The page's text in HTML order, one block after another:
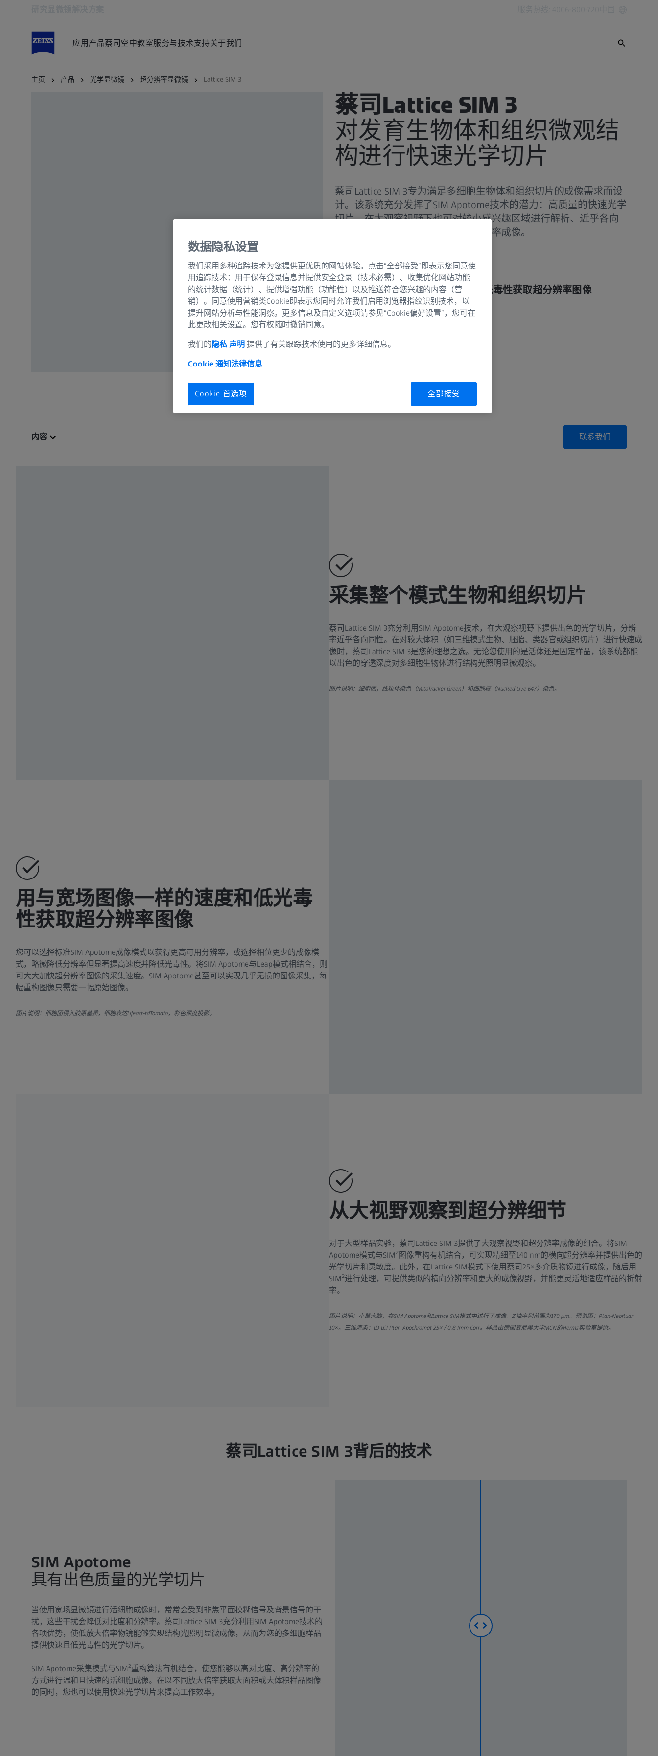
应用 产品蔡司空中教室服务与技术支持关于我们
主页 产品 光学显微镜 超分辨率显微镜 Lattice SIM 3
蔡司Lattice SIM 3
对发育生物体和组织微观结
构进行快速光学切片
蔡司Lattice SIM 3专为满足多细胞生物体和组织切片的成像需求而设
计。该系统充分发挥了SIM Apotome技术的潜力：高质量的快速光学
切片、在大观察视野下也可对较小感兴趣区域进行解析、近乎各向
同性的分辨率以及低光毒性的超分辨率成像。
采集整个模式生物和组织切片
用与宽场图像一样的速度和低光毒性获取超分辨率图像
从大视野观察到超分辨细节
内容 联系我们
采集整个模式生物和组织切片
蔡司Lattice SIM 3充分利用SIM Apotome技术，在大观察视野下提供出色的光学切片，分辨
率近乎各向同性。在对较大体积（如三维模式生物、胚胎、类器官或组织切片）进行快速成
像时，蔡司Lattice SIM 3是您的理想之选。无论您使用的是活体还是固定样品，该系统都能
以出色的穿透深度对多细胞生物体进行结构光照明显微观察。
图片说明：细胞团，线粒体染色（MitoTracker Green）和细胞核（NucRed Live 647）染色。
用与宽场图像一样的速度和低光毒
性获取超分辨率图像
您可以选择标准SIM Apotome成像模式以获得更高可用分辨率，或选择相位更少的成像模
式，略微降低分辨率但显著提高速度并降低光毒性。将SIM Apotome与Leap模式相结合，则
可大大加快超分辨率图像的采集速度。SIM Apotome甚至可以实现几乎无损的图像采集，每
幅重构图像只需要一幅原始图像。
图片说明：细胞团侵入胶原基质，细胞表达Lifeact-tdTomato，彩色深度投影。
从大视野观察到超分辨细节
对于大型样品实验，蔡司Lattice SIM 3提供了大观察视野和超分辨率成像的组合。将SIM
Apotome模式与SIM²图像重构有机结合，可实现精细至140 nm的横向超分辨率并提供出色的
光学切片和灵敏度。此外，在Lattice SIM模式下使用蔡司25×多介质物镜进行成像，随后用
SIM²进行处理，可提供类似的横向分辨率和更大的成像视野，并能更灵活地适应样品的折射
率。
图片说明：小鼠大脑，在SIM Apotome和Lattice SIM模式中进行了成像，Z轴序列范围为170 µm。预览图：Plan-Neofluar
10×。三维渲染：LD LCI Plan-Apochromat 25× / 0.8 Imm Corr。样品由德国慕尼黑大学MCN的Herms实验室提供。
蔡司Lattice SIM 3背后的技术
SIM Apotome
具有出色质量的光学切片
当使用宽场显微镜进行活细胞成像时，常常会受到非焦平面模糊信号及背景信号的干
扰，这些干扰会降低对比度和分辨率。蔡司Lattice SIM 3充分利用SIM Apotome技术的
各项优势，使低放大倍率物镜能够实现结构光照明显微成像，从而为您的多细胞样品
提供快速且低光毒性的光学切片。
SIM Apotome采集模式与SIM²重构算法有机结合，使您能够以高对比度、高分辨率的
方式进行温和且快速的活细胞成像。在以不同放大倍率获取大面积或大体积样品图像
的同时，您也可以使用快速光学切片来提高工作效率。
数据隐私设置
我们采用多种追踪技术为您提供更优质的网站体验。点击“全部接受”即表示您同意使
用追踪技术：用于保存登录信息并提供安全登录（技术必需）、收集优化网站功能
的统计数据（统计）、提供增强功能（功能性）以及推送符合您兴趣的内容（营
销）。同意使用营销类Cookie即表示您同时允许我们启用浏览器指纹识别技术，以
提升网站分析与性能洞察。更多信息及自定义选项请参见“Cookie偏好设置”，您可在
此更改相关设置。您有权随时撤销同意。
我们的 隐私 声明 提供了有关跟踪技术使用的更多详细信息。
Cookie 通知法律信息
Cookie 首选项 全部接受